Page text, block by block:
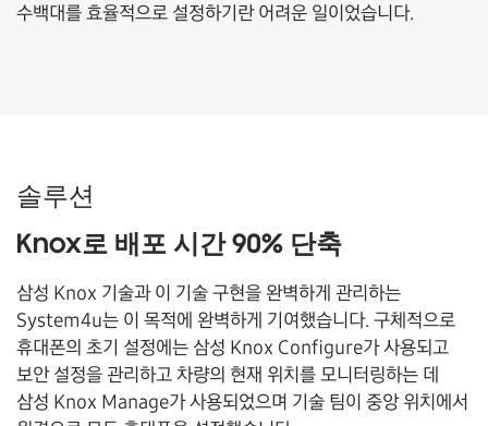
수백대를 효율적으로 설정하기란 어려운 일이었습니다.
솔루션
Knox로 배포 시간 90% 단축
삼성 Knox 기술과 이 기술 구현을 완벽하게 관리하는
System4u는 이 목적에 완벽하게 기여했습니다. 구체적으로
휴대폰의 초기 설정에는 삼성 Knox Configure가 사용되고
보안 설정을 관리하고 차량의 현재 위치를 모니터링하는 데
삼성 Knox Manage가 사용되었으며 기술 팀이 중앙 위치에서